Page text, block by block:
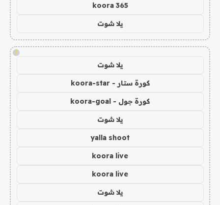
koora 365
يلا شوت
!
يلا شوت
كورة ستار - koora-star
كورة جول - koora-goal
يلا شوت
yalla shoot
koora live
koora live
يلا شوت